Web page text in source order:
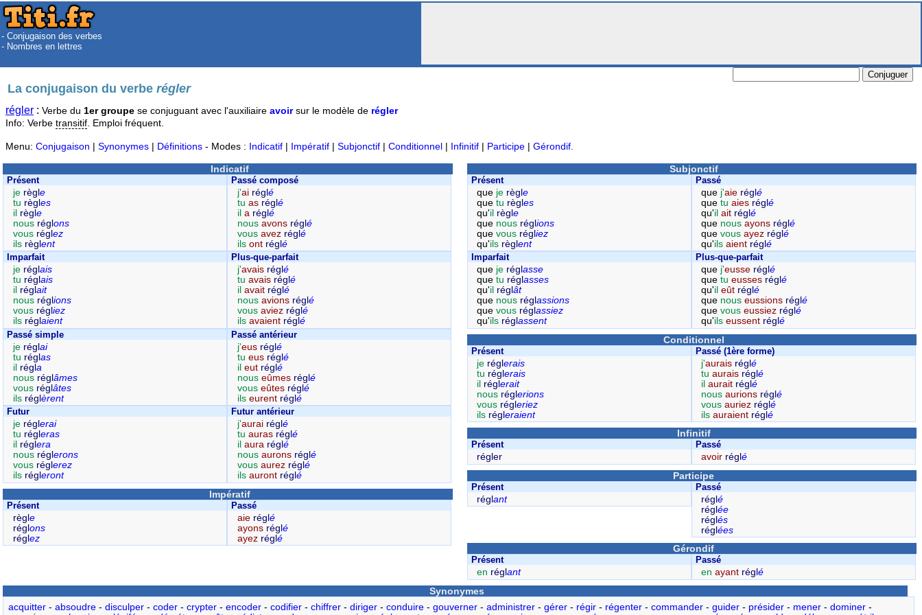
- Conjugaison des verbes
- Nombres en lettres
La conjugaison du verberégler
régler : Verbe du 1er groupe se conjuguant avec l'auxiliaire avoirsur le modèle de régler
Info: Verbe transitif . Emploi fréquent.
Menu: Conjugaison | Synonymes | Définitions - Modes : Indicatif | Impératif | Subjonctif | Conditionnel | Infinitif | Participe | Gérondif
Indicatif
Présent
je règle
tu règles
il règle
nous réglons
vous réglez
ils règlent
Passé composé
j'ai réglé
tu as réglé
il a réglé
nous avons réglé
vous avez réglé
ils ont réglé
Imparfait
je régl ais
tu régl ais
il régl ait
nous régl ions
vous régl iez
ils régl aient
Plus-que-parfait
j'avais régl é
tu avais régl é
il avait régl é
nous avions régl é
vous aviez régl é
ils avaient régl é
Passé simple
je réglai
tu réglas
il régla
nous réglâmes
vous réglâtes
ils réglèrent
Passé antérieur
j'eus réglé
tu eus réglé
il eut réglé
nous eûmes réglé
vous eûtes réglé
ils eurent réglé
Futur
je régl erai
tu régl eras
il régl era
nous régl erons
vous régl erez
ils régl eront
Futur antérieur
j'aurai régl é
tu auras régl é
il aura régl é
nous aurons régl é
vous aurez régl é
ils auront régl é
Impératif
Présent
règle
réglons
réglez
Passé
aie réglé
ayons réglé
ayez réglé
Subjonctif
Présent
que je règle
quetu règles
qu'il règle
que nous réglions
quevous régliez
qu'ils règlent
Passé
que j'aie réglé
quetuaies réglé
qu'ilait réglé
que nousayons réglé
quevousayez réglé
qu'ilsaient réglé
Imparfait
que je réglasse
quetu réglasses
qu'il réglât
que nous réglassions
quevous réglassiez
qu'ils réglassent
Plus-que-parfait
que j'eusse réglé
quetueusses réglé
qu'ileût réglé
que nouseussions réglé
quevouseussiez réglé
qu'ilseussent réglé
Conditionnel
Présent
je réglerais
tu réglerais
il réglerait
nous réglerions
vous régleriez
ils régleraient
Passé (1ère forme)
j'aurais réglé
tuaurais réglé
ilaurait réglé
nousaurions réglé
vousauriez réglé
ilsauraient réglé
Infinitif
Présent
régler
Passé
avoir réglé
Participe
Présent
réglant
Passé
réglé
réglée
réglés
réglées
Gérondif
Présent
en réglant
Passé
enayant réglé
Synonymes
acquitter- absoudre- disculper- coder- crypter- encoder- codifier- chiffrer- diriger- conduire- gouverner- administrer- gérer- régir- régenter- commander- guider- présider- mener- dominer-